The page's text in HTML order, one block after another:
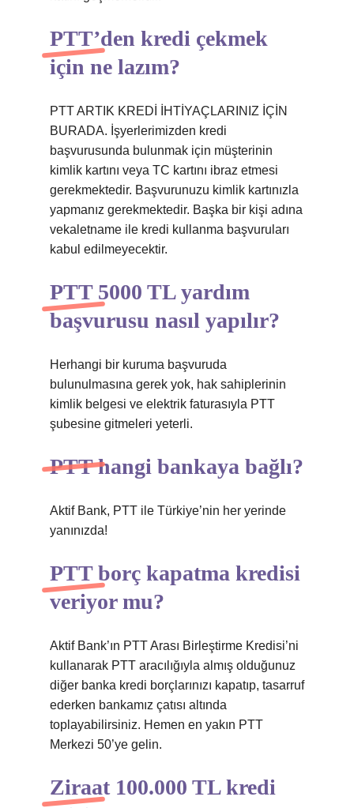
PTT’den kredi çekmek
için ne lazım?
PTT ARTIK KREDİ İHTİYAÇLARINIZ İÇİN
BURADA. İşyerlerimizden kredi
başvurusunda bulunmak için müşterinin
kimlik kartını veya TC kartını ibraz etmesi
gerekmektedir. Başvurunuzu kimlik kartınızla
yapmanız gerekmektedir. Başka bir kişi adına
vekaletname ile kredi kullanma başvuruları
kabul edilmeyecektir.
PTT 5000 TL yardım
başvurusu nasıl yapılır?
Herhangi bir kuruma başvuruda
bulunulmasına gerek yok, hak sahiplerinin
kimlik belgesi ve elektrik faturasıyla PTT
şubesine gitmeleri yeterli.
PTT hangi bankaya bağlı?
Aktif Bank, PTT ile Türkiye’nin her yerinde
yanınızda!
PTT borç kapatma kredisi
veriyor mu?
Aktif Bank’ın PTT Arası Birleştirme Kredisi’ni
kullanarak PTT aracılığıyla almış olduğunuz
diğer banka kredi borçlarınızı kapatıp, tasarruf
ederken bankamız çatısı altında
toplayabilirsiniz. Hemen en yakın PTT
Merkezi 50’ye gelin.
Ziraat 100.000 TL kredi